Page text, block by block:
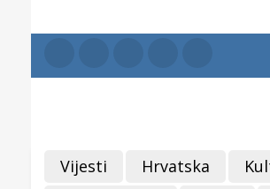
Vijesti Hrvatska